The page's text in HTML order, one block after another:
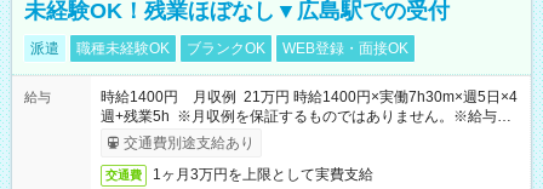
未経験OK！残業ほぼなし▼広島駅での受付
派遣 職種未経験OK ブランクOK WEB登録・面接OK
給与
時給1400円 月収例 21万円 時給1400円×実働7h30m×週5日×4
週+残業5h ※月収例を保証するものではありません。※給与即
受取りサービス利用可（利用条件有）
交通費別途支給あり
交通費 1ヶ月3万円を上限として実費支給